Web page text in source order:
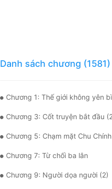
Danh sách chương (1581)
Chương 1: Thế giới không yên
Chương 3: Cốt truyện bắt đầu
Chương 5: Chạm mặt Chu
Chương 7: Từ chối ba lân
Chương 9: Người dọa người (2)